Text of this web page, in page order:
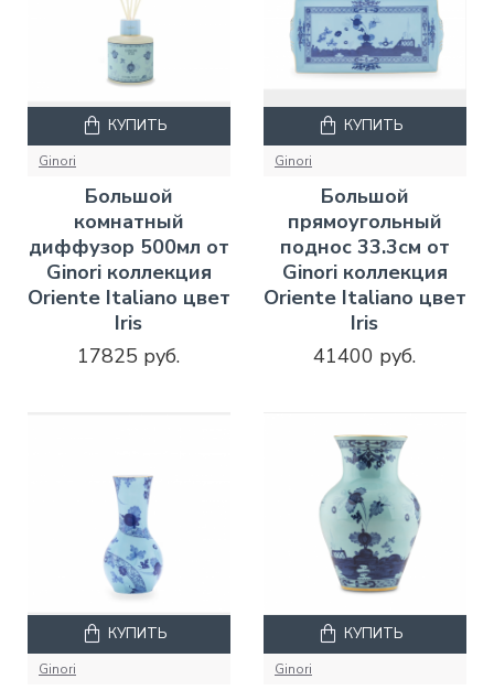
Ginori
Большой
комнатный
диффузор 500мл от
Ginori коллекция
Oriente Italiano цвет
Iris
17825 руб.
КУПИТЬ
Ginori
Большой
прямоугольный
поднос 33.3см от
Ginori коллекция
Oriente Italiano цвет
Iris
41400 руб.
КУПИТЬ
Ginori
КУПИТЬ
Ginori
КУПИТЬ